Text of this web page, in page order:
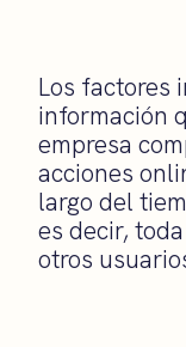
Los factores
información
empresa
acciones
largo del
es decir,
otros